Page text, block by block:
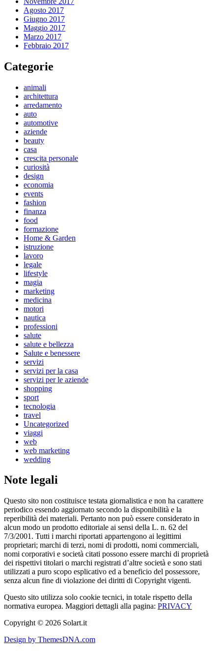
Agosto 2017
Giugno 2017
Maggio 2017
Marzo 2017
Febbraio 2017
Categorie
animali
architettura
arredamento
auto
automotive
aziende
beauty
casa
crescita personale
curiosità
design
economia
events
fashion
finanza
food
formazione
Home & Garden
istruzione
lavoro
legale
lifestyle
magia
marketing
medicina
motori
nautica
professioni
salute
salute e bellezza
Salute e benessere
servizi
servizi per la casa
servizi per le aziende
shopping
sport
tecnologia
travel
Uncategorized
viaggi
web
web marketing
wedding
Note legali
Questo sito non costituisce testata giornalistica e non ha carattere
periodico essendo aggiornato secondo la disponibilità e la
reperibilità dei materiali. Pertanto non può essere considerato in
alcun modo un prodotto editoriale ai sensi della L. n. 62 del
7/3/2001. Tutti i marchi riportati appartengono ai legittimi
proprietari; marchi di terzi, nomi di prodotti, nomi commerciali,
nomi corporativi e società citati possono essere marchi di proprietà
dei rispettivi titolari o marchi registrati d’altre società e sono stati
utilizzati a puro scopo esplicativo ed a beneficio del possessore,
senza alcun fine di violazione dei diritti di Copyright vigenti.
Questo sito utilizza solo cookie tecnici, in totale rispetto della
normativa europea. Maggiori dettagli alla pagina: PRIVACY
Copyright © 2026 Solart.it
Design by ThemesDNA.com